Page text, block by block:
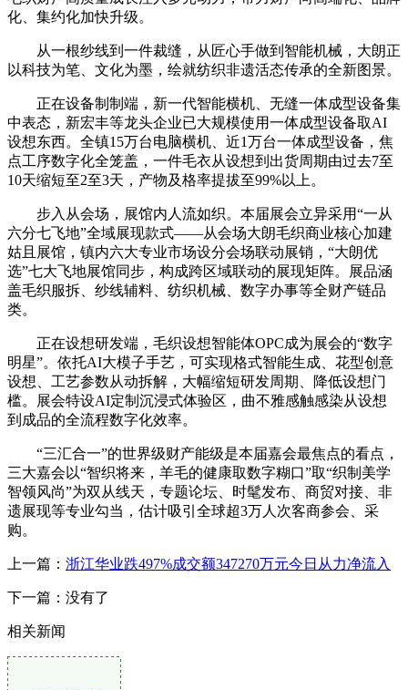
化、集约化加快升级。
从一根纱线到一件裁缝，从匠心手做到智能机械，大朗正
以科技为笔、文化为墨，绘就纺织非遗活态传承的全新图景。
正在设备制制端，新一代智能横机、无缝一体成型设备集
中表态，新宏丰等龙头企业已大规模使用一体成型设备取AI
设想东西。全镇15万台电脑横机、近1万台一体成型设备，焦
点工序数字化全笼盖，一件毛衣从设想到出货周期由过去7至
10天缩短至2至3天，产物及格率提拔至99%以上。
步入从会场，展馆内人流如织。本届展会立异采用“一从
六分七飞地”全域展现款式——从会场大朗毛织商业核心加建
姑且展馆，镇内六大专业市场设分会场联动展销，“大朗优
选”七大飞地展馆同步，构成跨区域联动的展现矩阵。展品涵
盖毛织服拆、纱线辅料、纺织机械、数字办事等全财产链品
类。
正在设想研发端，毛织设想智能体OPC成为展会的“数字
明星”。依托AI大模子手艺，可实现格式智能生成、花型创意
设想、工艺参数从动拆解，大幅缩短研发周期、降低设想门
槛。展会特设AI定制沉浸式体验区，曲不雅感触感染从设想
到成品的全流程数字化效率。
“三汇合一”的世界级财产能级是本届嘉会最焦点的看点，
三大嘉会以“智织将来，羊毛的健康取数字糊口”取“织制美学
智领风尚”为双从线天，专题论坛、时髦发布、商贸对接、非
遗展现等专业勾当，估计吸引全球超3万人次客商参会、采
购。
上一篇： 浙江华业跌497%成交额347270万元今日从力净流入
下一篇：没有了
相关新闻